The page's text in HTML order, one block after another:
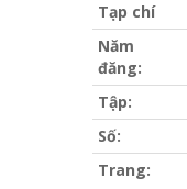
Tạp chí
Năm
đăng:
Tập:
Số:
Trang: